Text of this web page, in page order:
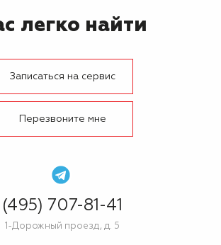
легко найти
Записаться на сервис
Перезвоните мне
(495) 707-81-41
1-Дорожный проезд, д. 5